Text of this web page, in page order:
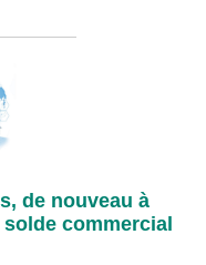
de nouveau à
commercial